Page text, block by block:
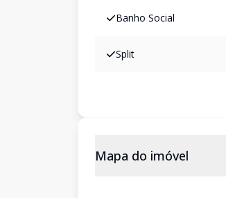
Banho Social
Split
Mapa do imóvel